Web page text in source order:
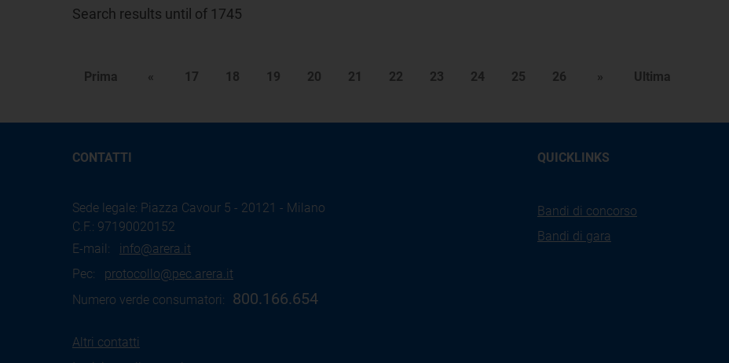
Search results until of 1745
Prima « 17 18 19 20 21 22 23 24 25 26 » Ultima
CONTATTI
Sede legale: Piazza Cavour 5 - 20121 - Milano
C.F.: 97190020152
E-mail: info@arera.it
Pec: protocollo@pec.arera.it
Numero verde consumatori:
800.166.654
Altri contatti
QUICKLINKS
Bandi di concorso
Bandi di gara